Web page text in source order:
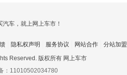
隐私权声明 服务协议 网站合作
分站加盟
Reserved. 版权所有 网上车市
：11010502034780